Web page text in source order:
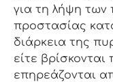
για τη λήψη
προστασίας
διάρκεια της
είτε βρίσκονται
επηρεάζονται